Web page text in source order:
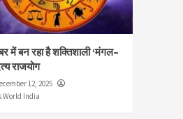
में बन रहा है शक्तिशाली ‘मंगल–
राजयोग
12, 2025
World India